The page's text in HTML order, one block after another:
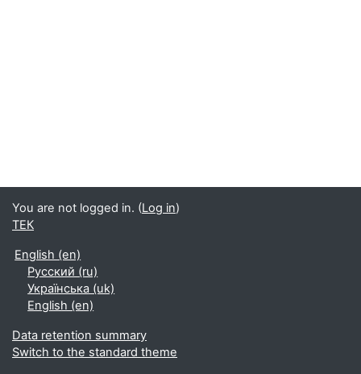
You are not logged in. (Log in)
ТЕК
English ‎(en)‎
Русский ‎(ru)‎
Українська ‎(uk)‎
English ‎(en)‎
Data retention summary
Switch to the standard theme